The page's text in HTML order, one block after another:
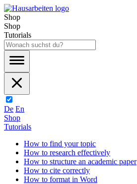
Shop
Shop
Tutorials
De En
Shop
Tutorials
How to find your topic
How to research effectively
How to structure an academic paper
How to cite correctly
How to format in Word